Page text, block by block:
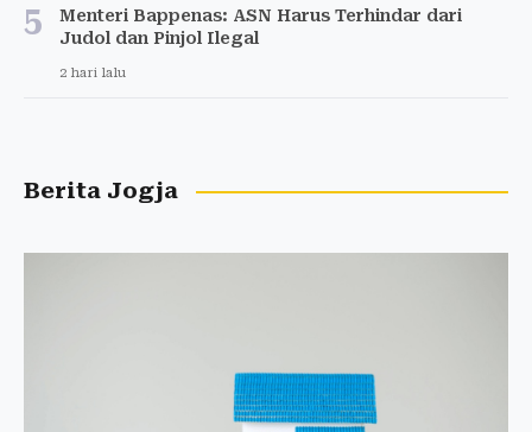
5
Menteri Bappenas: ASN Harus Terhindar dari
Judol dan Pinjol Ilegal
2 hari lalu
Berita Jogja